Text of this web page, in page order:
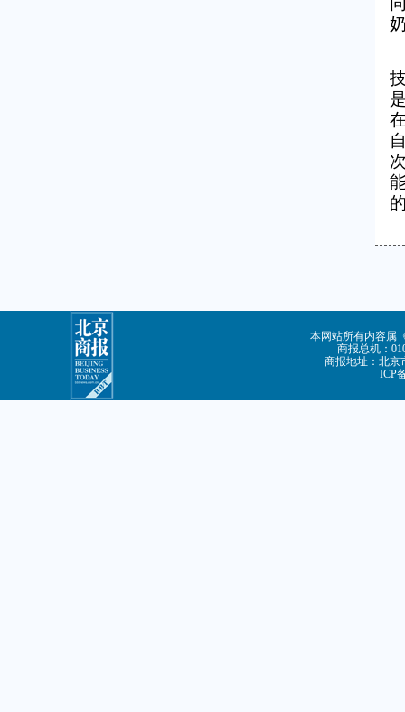
本网站所有内容属
商报总机：
商报地址：北京
ICP